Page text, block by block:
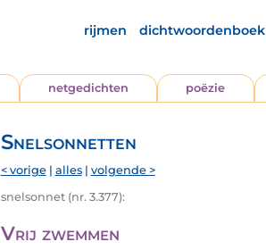
rijmen dichtwoordenboek
netgedichten poëzie
Snelsonnetten
< vorige| alles| volgende >
snelsonnet (nr. 3.377):
Vrij zwemmen